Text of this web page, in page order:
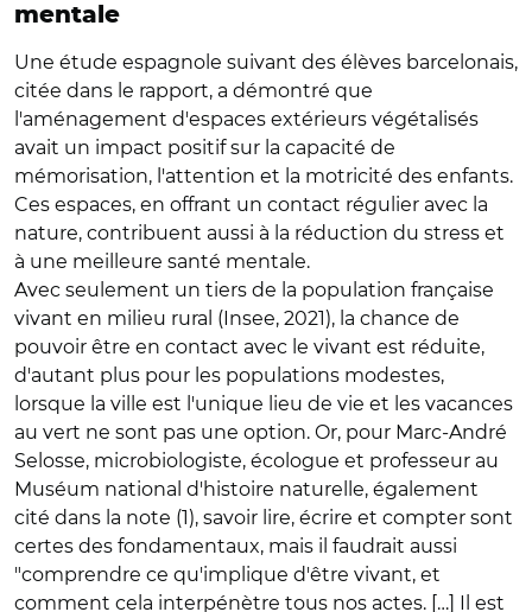
mentale
Une étude espagnole suivant des élèves barcelonais,
citée dans le rapport, a démontré que
l'aménagement d'espaces extérieurs végétalisés
avait un impact positif sur la capacité de
mémorisation, l'attention et la motricité des enfants.
Ces espaces, en offrant un contact régulier avec la
nature, contribuent aussi à la réduction du stress et
à une meilleure santé mentale.
Avec seulement un tiers de la population française
vivant en milieu rural (Insee, 2021), la chance de
pouvoir être en contact avec le vivant est réduite,
d'autant plus pour les populations modestes,
lorsque la ville est l'unique lieu de vie et les vacances
au vert ne sont pas une option. Or, pour Marc-André
Selosse, microbiologiste, écologue et professeur au
Muséum national d'histoire naturelle, également
cité dans la note (1), savoir lire, écrire et compter sont
certes des fondamentaux, mais il faudrait aussi
"comprendre ce qu'implique d'être vivant, et
comment cela interpénètre tous nos actes. […] Il est